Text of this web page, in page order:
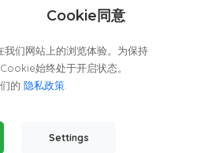
Cookie同意
们网站上的浏览体验。为保持
始终处于开启状态。
的 隐私政策.
(Always Active)
to function properly.
Settings
- 保留所有权利。-2026